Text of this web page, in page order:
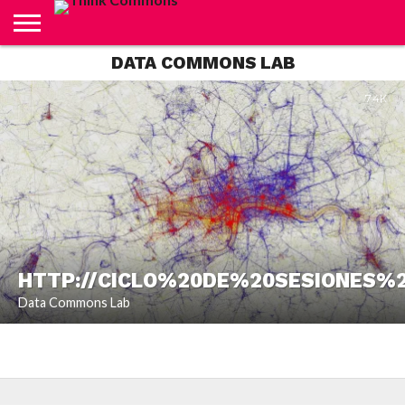
CARRITO
CONTACTO
CRÉDITOS
FINALIZAR
COMPRA
INICIO
LIVE
MI
CUENTA
TIENDA
DATA COMMONS LAB
HTTP://
Data Commons Lab
7.4K